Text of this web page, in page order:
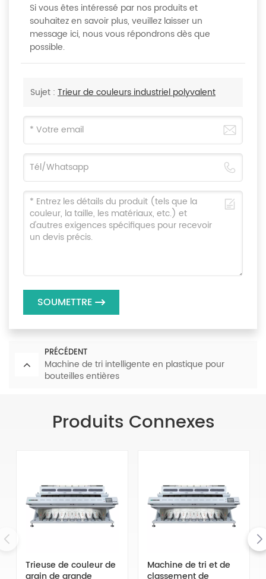
Si vous êtes intéressé par nos produits et
souhaitez en savoir plus, veuillez laisser un
message ici, nous vous répondrons dès que
possible.
Sujet : Trieur de couleurs industriel polyvalent
SOUMETTRE
PRÉCÉDENT
Machine de tri intelligente en plastique pour
bouteilles entières
Produits Connexes
Trieuse de couleur de Machine de tri et de